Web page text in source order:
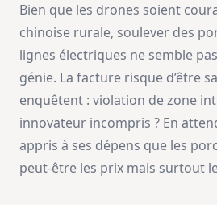
Bien que les drones soient
chinoise rurale, soulever des
lignes électriques ne semble
génie. La facture risque d’être
enquêtent : violation de zone
innovateur incompris ? En
appris à ses dépens que les
peut-être les prix mais surtout